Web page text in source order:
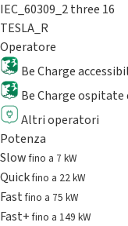
IEC_60309_2 three 16
TESLA_R
Operatore
Be Charge
Be Charge
Altri operatori
Potenza
Slowfino a 7 kW
Quickfino a 22 kW
Fastfino a 75 kW
Fast+fino a 149 kW